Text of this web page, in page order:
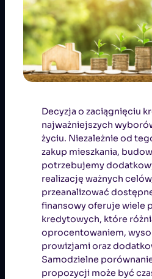
Decyzja o zaciągnięciu
najważniejszych
życiu. Niezależnie od
zakup mieszkania,
potrzebujemy
realizację ważnych
przeanalizować
finansowy oferuje wiele
kredytowych, które
oprocentowaniem,
prowizjami oraz
Samodzielne
propozycji może być